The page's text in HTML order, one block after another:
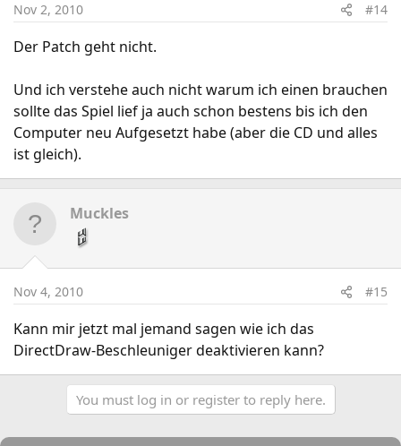
Nov 2, 2010 #14
Der Patch geht nicht.
Und ich verstehe auch nicht warum ich einen brauchen
sollte das Spiel lief ja auch schon bestens bis ich den
Computer neu Aufgesetzt habe (aber die CD und alles
ist gleich).
Muckles
Nov 4, 2010 #15
Kann mir jetzt mal jemand sagen wie ich das
DirectDraw-Beschleuniger deaktivieren kann?
You must log in or register to reply here.